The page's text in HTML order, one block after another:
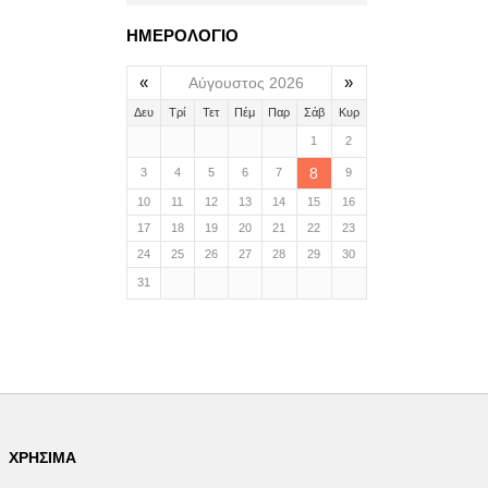
ΗΜΕΡΟΛΟΓΙΟ
« Αύγουστος 2026 »
Δευ Τρί Τετ Πέμ Παρ Σάβ Κυρ
1 2
3 4 5 6 7 8 9
10 11 12 13 14 15
16
17
18 19 20 21 22
23
24
25 26 27 28 29 30
31
ΧΡΉΣΙΜΑ